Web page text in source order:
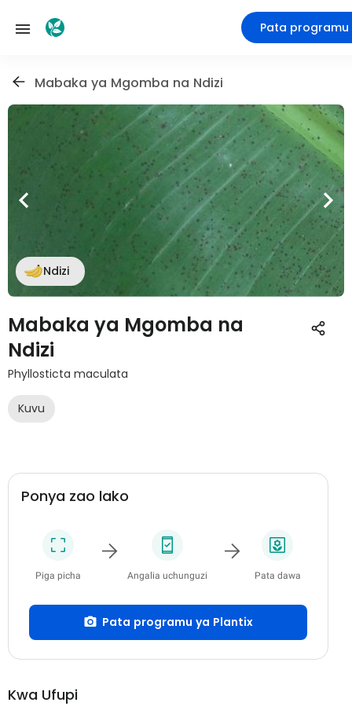
Pata programu
Mabaka ya Mgomba na Ndizi
Ndizi
Mabaka ya Mgomba na
Ndizi
Phyllosticta maculata
Kuvu
Ponya zao lako
Piga picha Angalia uchunguzi Pata dawa
Pata programu ya Plantix
Kwa Ufupi